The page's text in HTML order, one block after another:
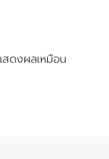
สดงผลเหมือน